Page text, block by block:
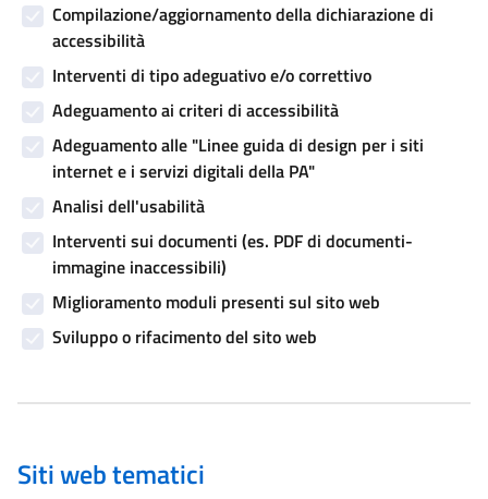
Compilazione/aggiornamento della dichiarazione di
accessibilità
Interventi di tipo adeguativo e/o correttivo
Adeguamento ai criteri di accessibilità
Adeguamento alle "Linee guida di design per i siti
internet e i servizi digitali della PA"
Analisi dell'usabilità
Interventi sui documenti (es. PDF di documenti-
immagine inaccessibili)
Miglioramento moduli presenti sul sito web
Sviluppo o rifacimento del sito web
Siti web tematici